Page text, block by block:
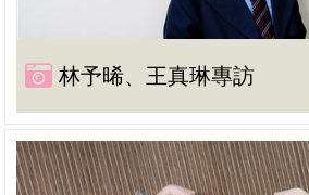
林予晞、王真琳專訪